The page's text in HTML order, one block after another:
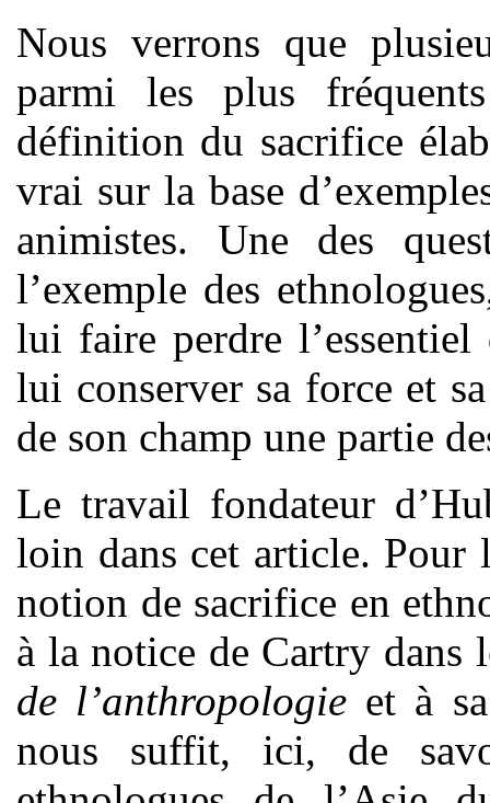
Nous verrons que
parmi les plus
définition du sacrifice
vrai sur la base
animistes. Une des
l’exemple des
lui faire perdre l’essentiel
lui conserver sa force et
de son champ une partie
Le travail fondateur
loin dans cet article. Pour
notion de sacrifice en
à la notice de Cartry dans
de l’anthropologie et à
nous suffit, ici, de